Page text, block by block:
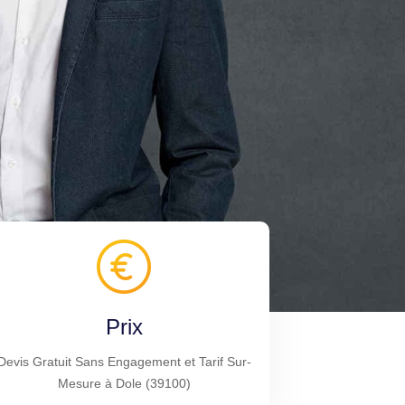
Prix
Gratuit Sans Engagement et Tarif Sur-
Mesure à Dole (39100)